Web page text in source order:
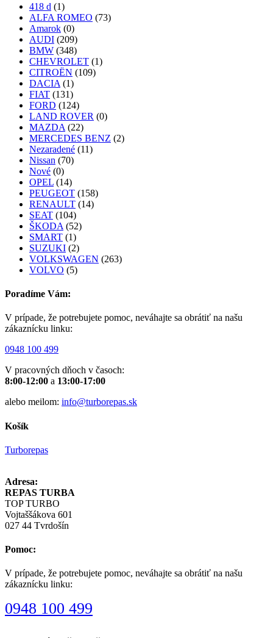
418 d (1)
ALFA ROMEO (73)
Amarok (0)
AUDI (209)
BMW (348)
CHEVROLET (1)
CITROËN (109)
DACIA (1)
FIAT (131)
FORD (124)
LAND ROVER (0)
MAZDA (22)
MERCEDES BENZ (2)
Nezaradené (11)
Nissan (70)
Nové (0)
OPEL (14)
PEUGEOT (158)
RENAULT (14)
SEAT (104)
ŠKODA (52)
SMART (1)
SUZUKI (2)
VOLKSWAGEN (263)
VOLVO (5)
Poradíme Vám:
V prípade, že potrebujete pomoc, neváhajte sa obrátiť na našu
zákaznícku linku:
0948 100 499
V pracovných dňoch v časoch:
8:00-12:00 a 13:00-17:00
alebo meilom: info@turborepas.sk
Košík
Turborepas
Adresa:
REPAS TURBA
TOP TURBO
Vojtaššákova 601
027 44 Tvrdošín
Pomoc:
V prípade, že potrebujete pomoc, neváhajte sa obrátiť na našu
zákaznícku linku:
0948 100 499